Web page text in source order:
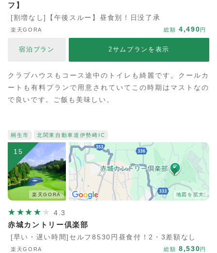
フ】
[割増なし]【午後スルー】昼食別！日没了承
楽天GORA 総額 4,490円
宿泊プラン 2サムプランを表示
クラブハウスもコース途中のトイレも綺麗です。クールカ
ートも有料プランで用意されていてこの時期はマストなの
で良いです。ご飯も美味しい。
桐生市 北関東自動車道 伊勢崎IC
15
楽天GORA 地図を拡大
4.3
赤城カントリー倶楽部
[早い・遅い時間]セルフ8530円昼食付！2・3差額なし
楽天GORA 総額 8,530円